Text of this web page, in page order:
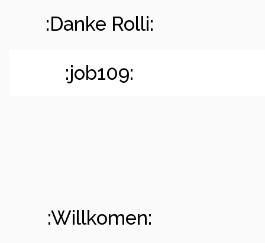
:Danke Rolli:
:job109:
:Willkomen: